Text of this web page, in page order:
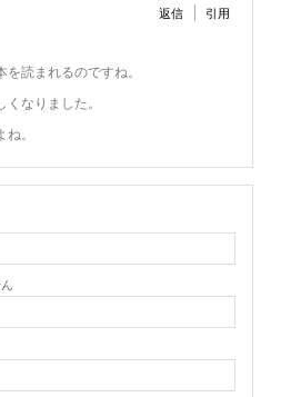
返信 引用
読まれるのですね。
なりました。
。